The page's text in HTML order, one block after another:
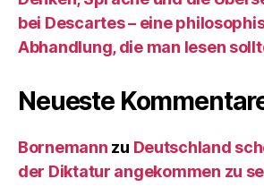
bei Descartes – eine
Abhandlung, die man lesen
Neueste
Bornemann zu Deutschland
der Diktatur angekommen zu